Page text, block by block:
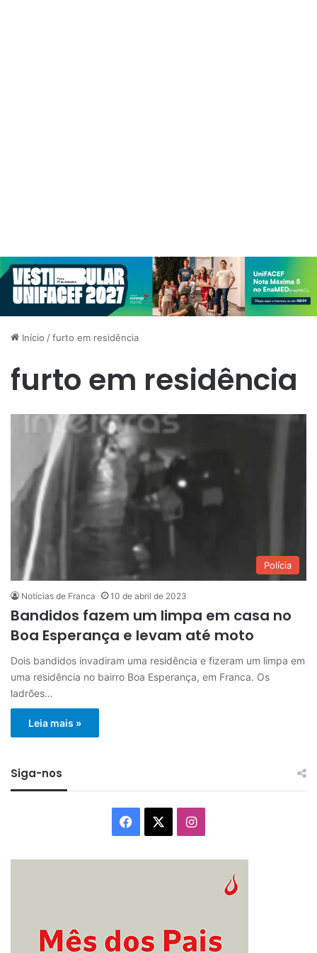
Início /furto em residência
furto em residência
Polícia
Notícias de Franca 10 de abril de 2023
Bandidos fazem um limpa em casa no
Boa Esperança e levam até moto
Dois bandidos invadiram uma residência e fizeram um limpa em
uma residência no bairro Boa Esperança, em Franca. Os
ladrões…
Leia mais »
Siga-nos
Facebook Instagram